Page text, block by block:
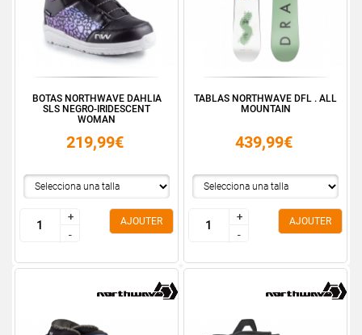
BOTAS NORTHWAVE DAHLIA
SLS NEGRO-IRIDESCENT
WOMAN
219,99€
+
-
+
-
AJOUTER
TABLAS NORTHWAVE DFL . ALL
MOUNTAIN
439,99€
+
-
+
-
AJOUTER